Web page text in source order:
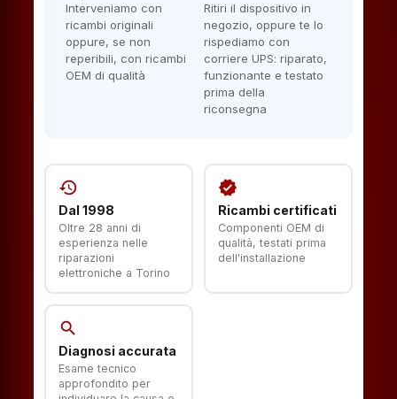
Interveniamo con
ricambi originali
oppure, se non
reperibili, con ricambi
OEM di qualità
Ritiri il dispositivo in
negozio, oppure te lo
rispediamo con
corriere UPS: riparato,
funzionante e testato
prima della
riconsegna
history
Dal 1998
Oltre 28 anni di
esperienza nelle
riparazioni
elettroniche a Torino
verified
Ricambi certificati
Componenti OEM di
qualità, testati prima
dell'installazione
search
Diagnosi accurata
Esame tecnico
approfondito per